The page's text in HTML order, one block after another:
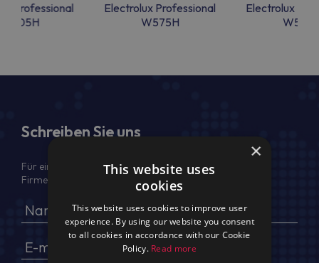
Professional
Electrolux Professional
W575H
Electrolux
Schreiben Sie uns
Für ein Angebot geben Sie bitte Ihren voller Namen,
Firmendaten, USt.-IdNr. und Lieferadresse an
×
This website uses
cookies
This website uses cookies to improve user
experience. By using our website you consent
to all cookies in accordance with our Cookie
Policy. Read more